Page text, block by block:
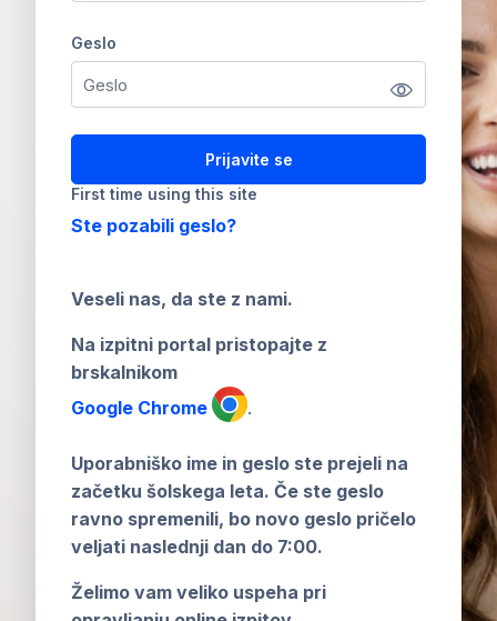
Geslo
Geslo
Prijavite se
First time using this site
Ste pozabili geslo?
Veseli nas, da ste z nami.
Na izpitni portal pristopajte z
brskalnikom
Google Chrome
.
Uporabniško ime in geslo ste prejeli na
začetku šolskega leta. Če ste geslo
ravno spremenili, bo novo geslo pričelo
veljati naslednji dan do 7:00.
Želimo vam veliko uspeha pri